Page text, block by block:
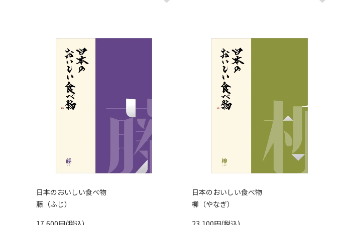
日本のおいしい食べ物
藤（ふじ）
日本のおいしい食べ物
柳（やなぎ）